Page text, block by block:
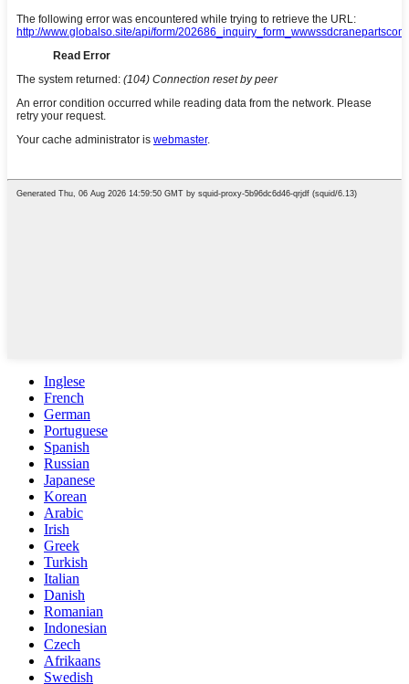
Inglese
French
German
Portuguese
Spanish
Russian
Japanese
Korean
Arabic
Irish
Greek
Turkish
Italian
Danish
Romanian
Indonesian
Czech
Afrikaans
Swedish